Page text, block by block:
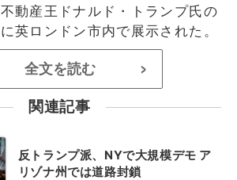
動産王ドナルド・トランプ氏の
英ロンドン市内で展示された。
全文を読む >
関連記事
反トランプ派、NYで大規模デモ ア
リゾナ州では道路封鎖